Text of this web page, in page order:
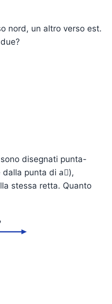
nord, un altro verso est.
disegnati punta-
dalla punta di a⃗),
stessa retta. Quanto